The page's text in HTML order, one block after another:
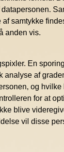
samtykke
anden vis.
En
af
og
for at
blive
vil disse